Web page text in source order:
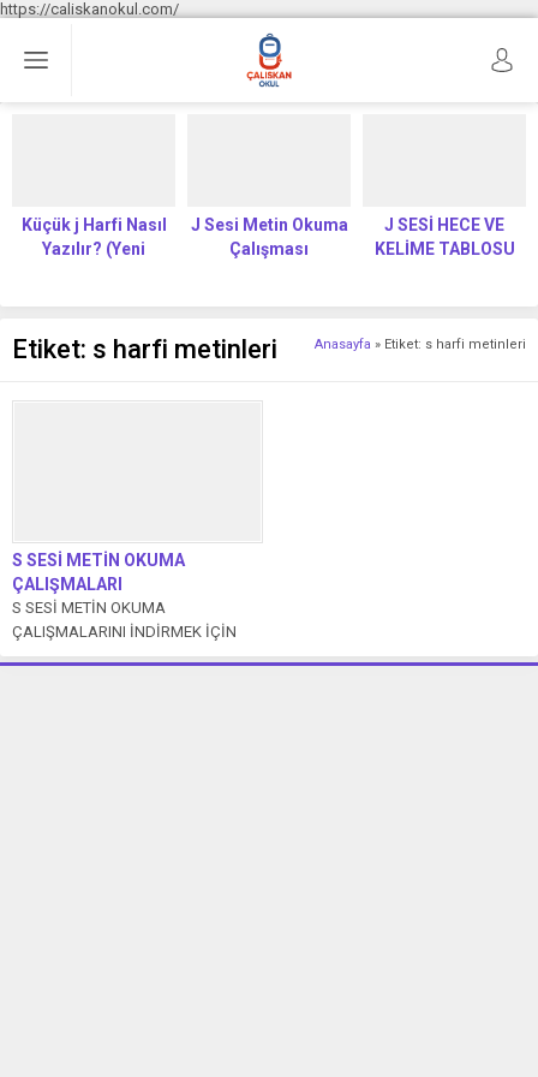
https://caliskanokul.com/
Küçük j Harfi Nasıl
Yazılır? (Yeni
J Sesi Metin Okuma
Çalışması
J SESİ HECE VE
KELİME TABLOSU
Anasayfa » Etiket: s harfi metinleri
Etiket: s harfi metinleri
S SESİ METİN OKUMA
ÇALIŞMALARI
S SESİ METİN OKUMA
ÇALIŞMALARINI İNDİRMEK İÇİN
TIKLAYIN. MASKE Seda maskeni